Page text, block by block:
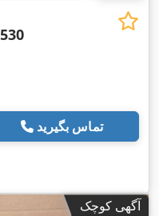
تماس بگیرید
آگهی کوچک